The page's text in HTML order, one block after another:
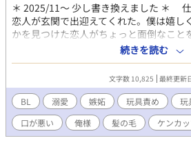
＊ 2025/11〜 少し書き換えました ＊ 仕
恋人が玄関で出迎えてくれた。僕は嬉し
かを見つけた恋人がちょっと面倒なこ
ス攻め×嫉妬深い受け(ネコ)です。 嫉妬
妬メラメラで暴走する話です。 アレや
ンがあります。(ストーリーに関わるた
ヤンキー口調でとてもクチが悪いです。
い。 ○攻 僕 (吉実 (ヨシミ)) マイペー
過ぎる。 ○受 正 (ショウ) 吉実の浮気を
想 高身長 口が悪い #オラネコ企画 に参加
ムーンさん、pixivにも載せています。
続きを読む
文字数 10,825 最終更新
BL 溺愛 嫉妬 玩具責め 玩
口が悪い
俺様 髪の毛 ケンカ